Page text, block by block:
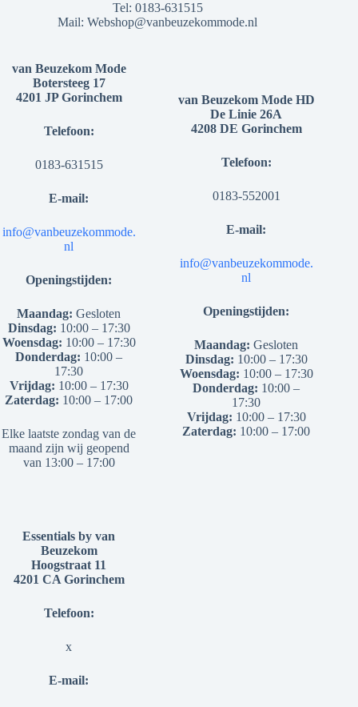
Tel: 0183-631515
Mail:Webshop@vanbeuzekommode.nl
van Beuzekom Mode
Botersteeg 17
4201 JP Gorinchem
Telefoon:
0183-631515
E-mail:
info@vanbeuzekommode.
nl
Openingstijden:
Maandag: Gesloten
Dinsdag: 10:00 – 17:30
Woensdag: 10:00 – 17:30
Donderdag: 10:00 –
17:30
Vrijdag: 10:00 – 17:30
Zaterdag: 10:00 – 17:00
Elke laatste zondag van de
maand zijn wij geopend
van 13:00 – 17:00
van Beuzekom Mode HD
De Linie 26A
4208 DE Gorinchem
Telefoon:
0183-552001
E-mail:
info@vanbeuzekommode.
nl
Openingstijden:
Maandag: Gesloten
Dinsdag: 10:00 – 17:30
Woensdag: 10:00 – 17:30
Donderdag: 10:00 –
17:30
Vrijdag: 10:00 – 17:30
Zaterdag: 10:00 – 17:00
Essentials by van
Beuzekom
Hoogstraat 11
4201 CA Gorinchem
Telefoon:
x
E-mail: